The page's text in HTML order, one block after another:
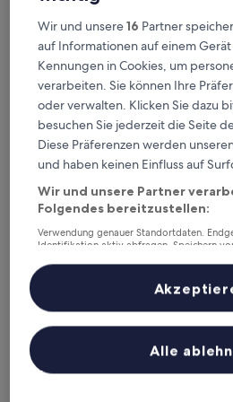
B&B Hotel Passau-West
B&B Hotel Passau-West
6,9 km von Bahnhof Neukirchen/
9.0
von
10,
Wunderbar,
(94
Bewertungen)
9,0/10 Wunderbar (94
rivers Passau
Wir und unsere16 Partner
auf Informationen auf einem
Kennungen in Cookies, um
verarbeiten. Sie können Ihre
oder verwalten. Klicken Sie dazu
besuchen Sie jederzeit die Seite
Diese Präferenzen werden
und haben keinen Einfluss auf
Wir und unsere Partner
Folgendes bereitzustellen:
Verwendung genauer Standortdaten.
Identifikation aktiv abfragen. Speichern
Inhalte, Messung von Werbeleistung und
Zielgruppenforschung sowie Entwicklung
Liste der Partner (Lieferanten)
Alle